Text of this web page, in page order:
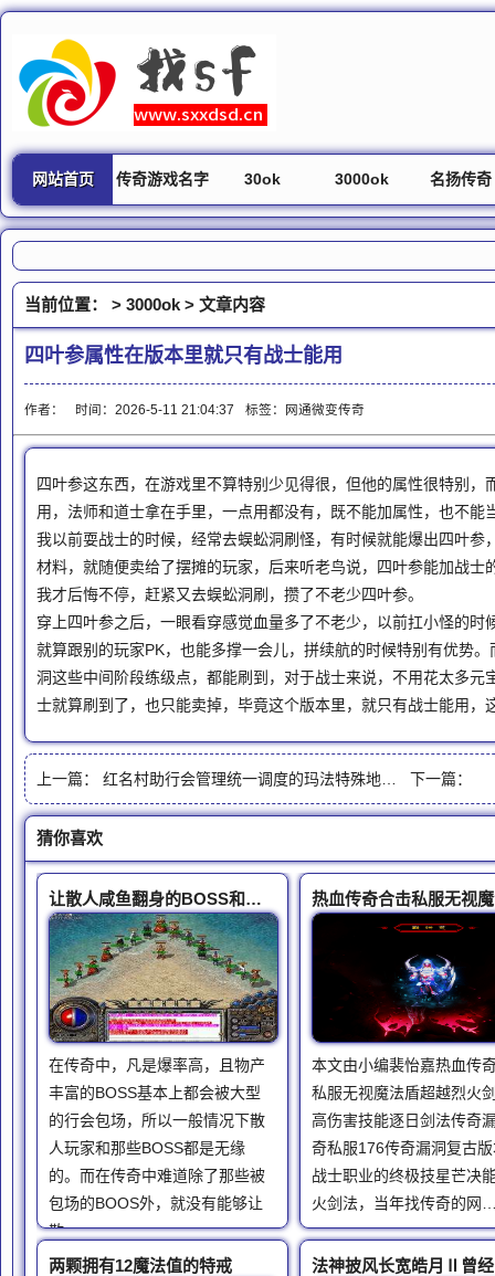
网站首页 传奇游戏名字 30ok 3000ok 名扬传奇
当前位置： > 3000ok > 文章内容
四叶参属性在版本里就只有战士能用
作者： 时间：2026-5-11 21:04:37 标签： 网通微变传奇
四叶参这东西，在游戏里不算特别少见得很，但他的属性很特别
用，法师和道士拿在手里，一点用都没有，既不能加属性，也不能
我以前耍战士的时候，经常去蜈蚣洞刷怪，有时候就能爆出四叶
材料，就随便卖给了摆摊的玩家，后来听老鸟说，四叶参能加战
我才后悔不停，赶紧又去蜈蚣洞刷，攒了不老少四叶参。
穿上四叶参之后，一眼看穿感觉血量多了不老少，以前扛小怪的
就算跟别的玩家PK，也能多撑一会儿，拼续航的时候特别有优势
洞这些中间阶段练级点，都能刷到，对于战士来说，不用花太多
士就算刷到了，也只能卖掉，毕竟这个版本里，就只有战士能用，
上一篇： 红名村助行会管理统一调度的玛法特殊地图故事 下一篇：
猜你喜欢
让散人咸鱼翻身的BOSS和你有缘吗
在传奇中，凡是爆率高，且物产
丰富的BOSS基本上都会被大型
的行会包场，所以一般情况下散
人玩家和那些BOSS都是无缘
的。而在传奇中难道除了那些被
包场的BOOS外，就没有能够让
散…
本文由小编裴怡嘉热血传
私服无视魔法盾超越烈火
高伤害技能逐日剑法传奇
奇私服176传奇漏洞复古
战士职业的终极技星芒决
火剑法，当年找传奇的网
两颗拥有12魔法值的特戒